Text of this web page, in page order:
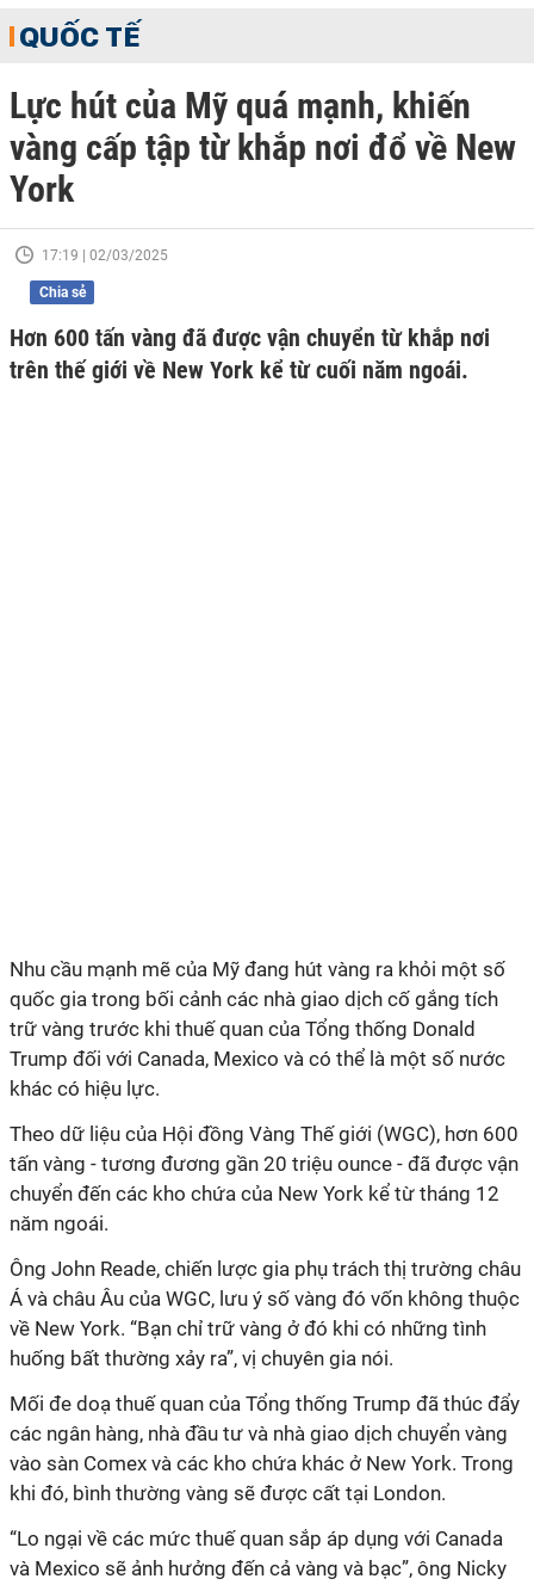
QUỐC TẾ
Lực hút của Mỹ quá mạnh, khiến
vàng cấp tập từ khắp nơi đổ về New
York
17:19 | 02/03/2025
Chia sẻ
Hơn 600 tấn vàng đã được vận chuyển từ khắp nơi
trên thế giới về New York kể từ cuối năm ngoái.
Nhu cầu mạnh mẽ của Mỹ đang hút vàng ra khỏi một số
quốc gia trong bối cảnh các nhà giao dịch cố gắng tích
trữ vàng trước khi thuế quan của Tổng thống Donald
Trump đối với Canada, Mexico và có thể là một số nước
khác có hiệu lực.
Theo dữ liệu của Hội đồng Vàng Thế giới (WGC), hơn 600
tấn vàng - tương đương gần 20 triệu ounce - đã được vận
chuyển đến các kho chứa của New York kể từ tháng 12
năm ngoái.
Ông John Reade, chiến lược gia phụ trách thị trường châu
Á và châu Âu của WGC, lưu ý số vàng đó vốn không thuộc
về New York. “Bạn chỉ trữ vàng ở đó khi có những tình
huống bất thường xảy ra”, vị chuyên gia nói.
Mối đe doạ thuế quan của Tổng thống Trump đã thúc đẩy
các ngân hàng, nhà đầu tư và nhà giao dịch chuyển vàng
vào sàn Comex và các kho chứa khác ở New York. Trong
khi đó, bình thường vàng sẽ được cất tại London.
“Lo ngại về các mức thuế quan sắp áp dụng với Canada
và Mexico sẽ ảnh hưởng đến cả vàng và bạc”, ông Nicky